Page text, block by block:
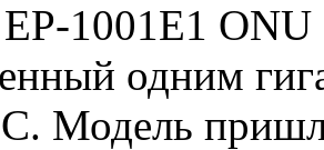
1001E1 ONU
одним
Модель